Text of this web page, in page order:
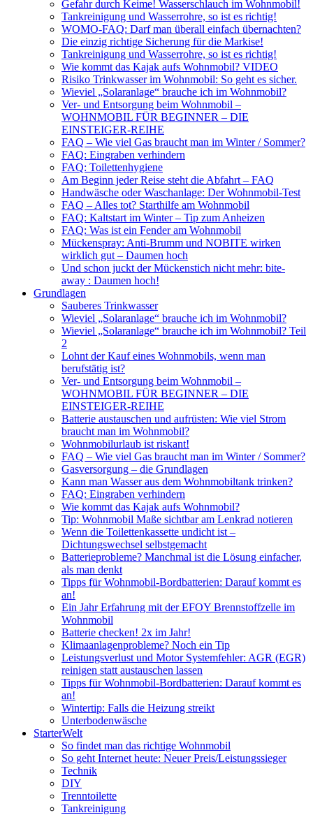
Gefahr durch Keime! Wasserschlauch im Wohnmobil!
Tankreinigung und Wasserrohre, so ist es richtig!
WOMO-FAQ: Darf man überall einfach übernachten?
Die einzig richtige Sicherung für die Markise!
Tankreinigung und Wasserrohre, so ist es richtig!
Wie kommt das Kajak aufs Wohnmobil? VIDEO
Risiko Trinkwasser im Wohnmobil: So geht es sicher.
Wieviel „Solaranlage“ brauche ich im Wohnmobil?
Ver- und Entsorgung beim Wohnmobil –
WOHNMOBIL FÜR BEGINNER – DIE
EINSTEIGER-REIHE
FAQ – Wie viel Gas braucht man im Winter / Sommer?
FAQ: Eingraben verhindern
FAQ: Toilettenhygiene
Am Beginn jeder Reise steht die Abfahrt – FAQ
Handwäsche oder Waschanlage: Der Wohnmobil-Test
FAQ – Alles tot? Starthilfe am Wohnmobil
FAQ: Kaltstart im Winter – Tip zum Anheizen
FAQ: Was ist ein Fender am Wohnmobil
Mückenspray: Anti-Brumm und NOBITE wirken
wirklich gut – Daumen hoch
Und schon juckt der Mückenstich nicht mehr: bite-
away : Daumen hoch!
Grundlagen
Sauberes Trinkwasser
Wieviel „Solaranlage“ brauche ich im Wohnmobil?
Wieviel „Solaranlage“ brauche ich im Wohnmobil? Teil
2
Lohnt der Kauf eines Wohnmobils, wenn man
berufstätig ist?
Ver- und Entsorgung beim Wohnmobil –
WOHNMOBIL FÜR BEGINNER – DIE
EINSTEIGER-REIHE
Batterie austauschen und aufrüsten: Wie viel Strom
braucht man im Wohnmobil?
Wohnmobilurlaub ist riskant!
FAQ – Wie viel Gas braucht man im Winter / Sommer?
Gasversorgung – die Grundlagen
Kann man Wasser aus dem Wohnmobiltank trinken?
FAQ: Eingraben verhindern
Wie kommt das Kajak aufs Wohnmobil?
Tip: Wohnmobil Maße sichtbar am Lenkrad notieren
Wenn die Toilettenkassette undicht ist –
Dichtungswechsel selbstgemacht
Batterieprobleme? Manchmal ist die Lösung einfacher,
als man denkt
Tipps für Wohnmobil-Bordbatterien: Darauf kommt es
an!
Ein Jahr Erfahrung mit der EFOY Brennstoffzelle im
Wohnmobil
Batterie checken! 2x im Jahr!
Klimaanlagenprobleme? Noch ein Tip
Leistungsverlust und Motor Systemfehler: AGR (EGR)
reinigen statt austauschen lassen
Tipps für Wohnmobil-Bordbatterien: Darauf kommt es
an!
Wintertip: Falls die Heizung streikt
Unterbodenwäsche
StarterWelt
So findet man das richtige Wohnmobil
So geht Internet heute: Neuer Preis/Leistungssieger
Technik
DIY
Trenntoilette
Tankreinigung